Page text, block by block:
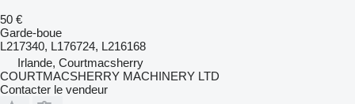
50 €
Garde-boue
L217340, L176724, L216168
Irlande, Courtmacsherry
COURTMACSHERRY MACHINERY LTD
Contacter le vendeur